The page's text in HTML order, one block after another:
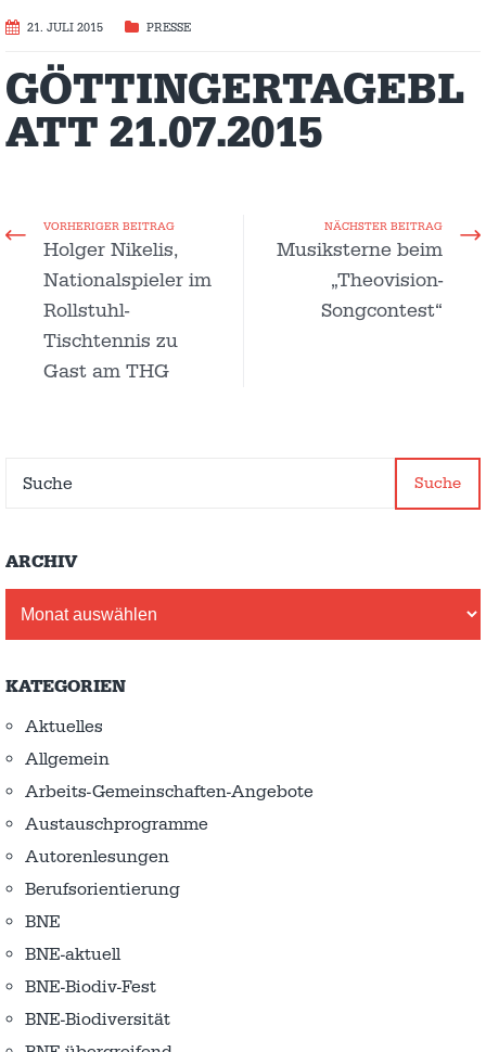
21. JULI 2015 PRESSE
GÖTTINGERTAGEBL
ATT 21.07.2015
VORHERIGER BEITRAG
Holger Nikelis,
Nationalspieler im
Rollstuhl-
Tischtennis zu
Gast am THG
NÄCHSTER BEITRAG
Musiksterne beim
„Theovision-
Songcontest“
Suche
ARCHIV
KATEGORIEN
Aktuelles
Allgemein
Arbeits-Gemeinschaften-Angebote
Austausch­programme
Autorenlesungen
Berufsorientierung
BNE
BNE-aktuell
BNE-Biodiv-Fest
BNE-Biodiversität